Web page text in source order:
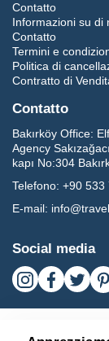
Contatto
Informazioni su di
Contatto
Termini e
Politica di
Contratto di
Contatto
Bakırköy Office:
Agency
kapı No:304
Telefono: +90 533
E-mail:
Social media